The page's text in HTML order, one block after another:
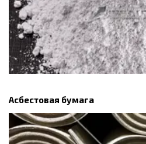
Асбестовая бумага